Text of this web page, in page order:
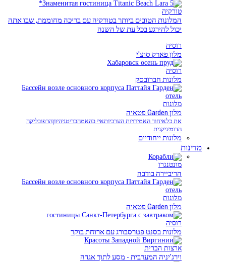
טורקיה
המלונות הטובים ביותר בטורקיה עם בריכה מחוממת, שבו אתה
יכול להירגע בכל עת של השנה
רוסיה
מלון פארק סוצ'י
רוסיה
מלונות חברובסק
מלונות
מלון Garden פטאיה
את כלאיחוד האמירויות הערביותאיי בהאמהבריטניהיווןהרפובליקה
הדומיניקנית
מלונות ייחודיים
מדינות
מונטנגרו
הריביירה בודבה
מלונות
מלון Garden פטאיה
רוסיה
מלונות בסנט פטרסבורג עם ארוחת בוקר
ארצות הברית
וירג'יניה המערבית - מסע לתוך אגדה